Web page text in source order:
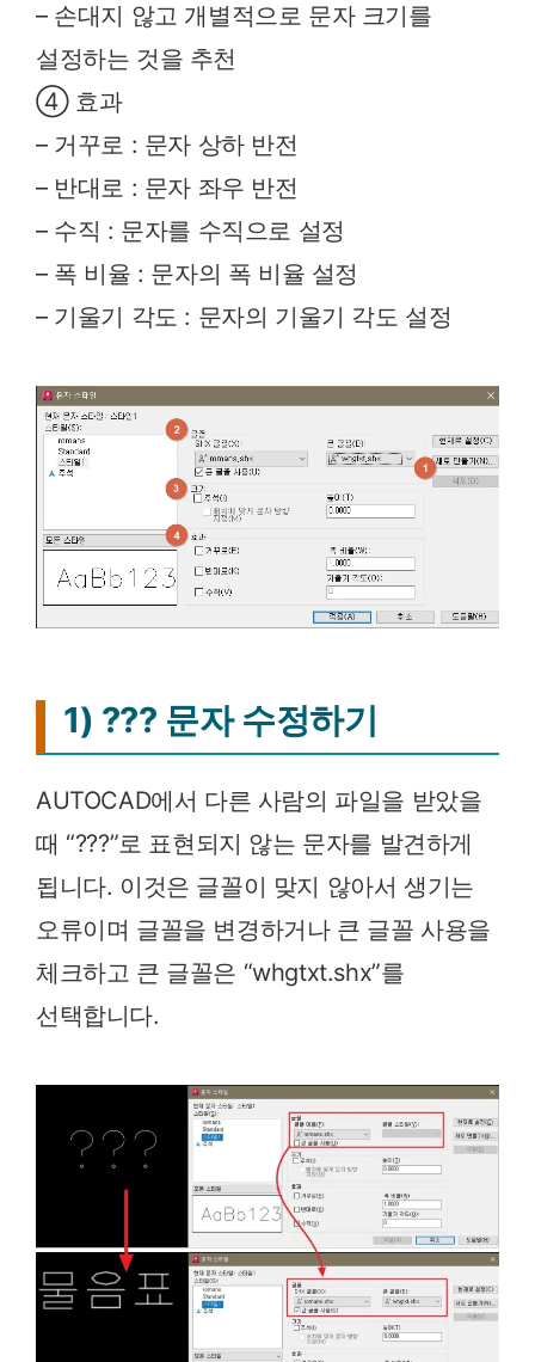
– 손대지 않고 개별적으로 문자 크기를
설정하는 것을 추천
④ 효과
– 거꾸로 : 문자 상하 반전
– 반대로 : 문자 좌우 반전
– 수직 : 문자를 수직으로 설정
– 폭 비율 : 문자의 폭 비율 설정
– 기울기 각도 : 문자의 기울기 각도 설정
1) ??? 문자 수정하기
AUTOCAD에서 다른 사람의 파일을 받았을
때 “???”로 표현되지 않는 문자를 발견하게
됩니다. 이것은 글꼴이 맞지 않아서 생기는
오류이며 글꼴을 변경하거나 큰 글꼴 사용을
체크하고 큰 글꼴은 “whgtxt.shx”를
선택합니다.